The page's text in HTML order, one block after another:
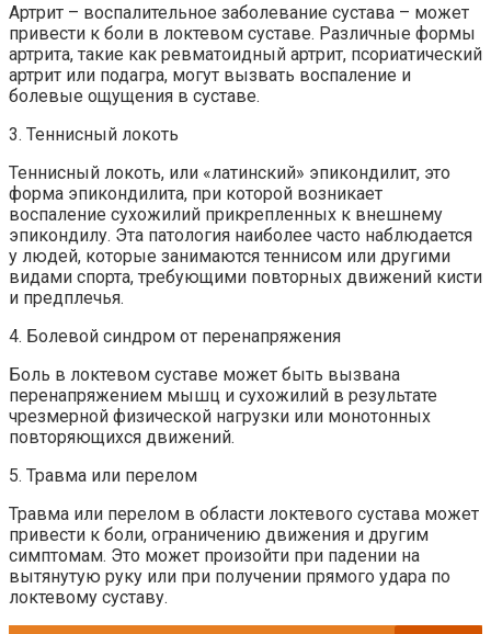
Артрит – воспалительное заболевание сустава – может
привести к боли в локтевом суставе. Различные формы
артрита, такие как ревматоидный артрит, псориатический
артрит или подагра, могут вызвать воспаление и
болевые ощущения в суставе.
3. Теннисный локоть
Теннисный локоть, или «латинский» эпикондилит, это
форма эпикондилита, при которой возникает
воспаление сухожилий прикрепленных к внешнему
эпикондилу. Эта патология наиболее часто наблюдается
у людей, которые занимаются теннисом или другими
видами спорта, требующими повторных движений кисти
и предплечья.
4. Болевой синдром от перенапряжения
Боль в локтевом суставе может быть вызвана
перенапряжением мышц и сухожилий в результате
чрезмерной физической нагрузки или монотонных
повторяющихся движений.
5. Травма или перелом
Травма или перелом в области локтевого сустава может
привести к боли, ограничению движения и другим
симптомам. Это может произойти при падении на
вытянутую руку или при получении прямого удара по
локтевому суставу.